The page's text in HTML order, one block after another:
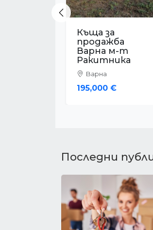
Къща за
продажба
Варна Център
Варна
399,990 €
Previous
Последни